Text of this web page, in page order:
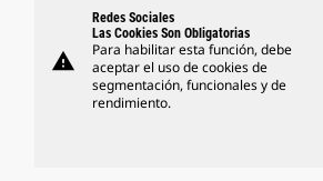
warning
Redes Sociales
Las Cookies Son Obligatorias
Para habilitar esta función, debe
aceptar el uso de cookies de
segmentación, funcionales y de
rendimiento.